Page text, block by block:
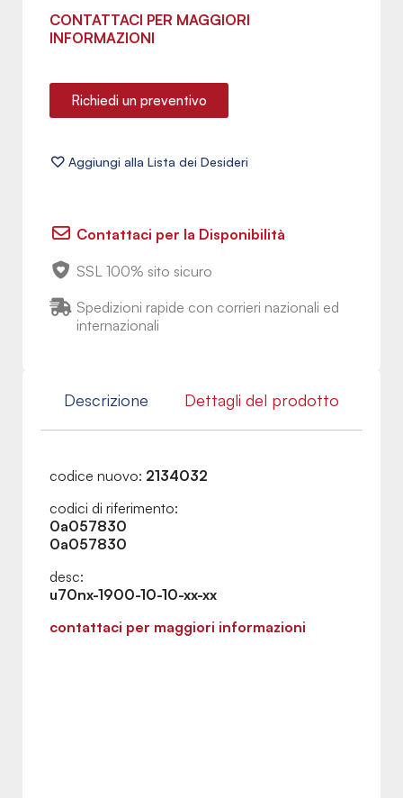
CONTATTACI PER MAGGIORI
INFORMAZIONI
Richiedi un preventivo
Contattaci per la Disponibilità
SSL 100% sito sicuro
Spedizioni rapide con corrieri nazionali ed
internazionali
Descrizione Dettagli del prodotto
codice nuovo: 2134032
codici di riferimento:
0a057830
0a057830
desc:
u70nx-1900-10-10-xx-xx
contattaci per maggiori informazioni